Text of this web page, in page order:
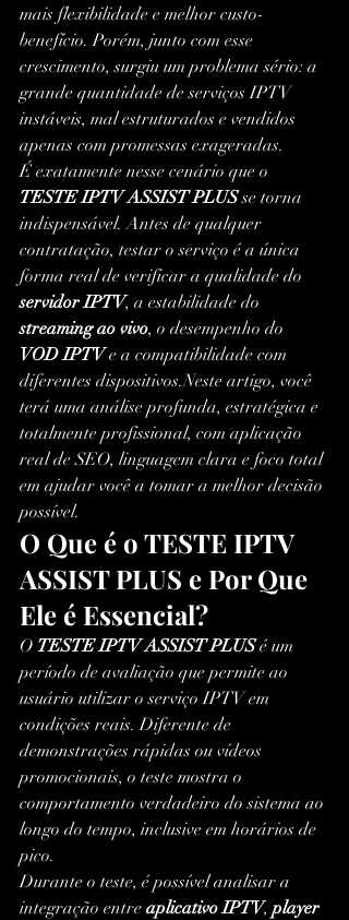
mais flexibilidade e melhor custo-
benefício. Porém, junto com esse
crescimento, surgiu um problema sério: a
grande quantidade de serviços IPTV
instáveis, mal estruturados e vendidos
apenas com promessas exageradas.
É exatamente nesse cenário que o
TESTE IPTV ASSIST PLUS se torna
indispensável. Antes de qualquer
contratação, testar o serviço é a única
forma real de verificar a qualidade do
servidor IPTV, a estabilidade do
streaming ao vivo, o desempenho do
VOD IPTV e a compatibilidade com
diferentes dispositivos.Neste artigo, você
terá uma análise profunda, estratégica e
totalmente profissional, com aplicação
real de SEO, linguagem clara e foco total
em ajudar você a tomar a melhor decisão
possível.
O Que é o TESTE IPTV
ASSIST PLUS e Por Que
Ele é Essencial?
O TESTE IPTV ASSIST PLUS é um
período de avaliação que permite ao
usuário utilizar o serviço IPTV em
condições reais. Diferente de
demonstrações rápidas ou vídeos
promocionais, o teste mostra o
comportamento verdadeiro do sistema ao
longo do tempo, inclusive em horários de
pico.
Durante o teste, é possível analisar a
integração entre aplicativo IPTV, player